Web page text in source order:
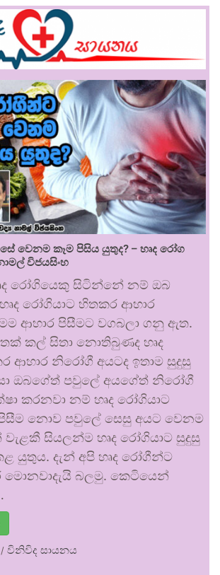
වෙනම කෑම පිසිය යුතුද? – හෘද රෝග
විජයසිංහ
රෝගියෙකු සිටින්නේ නම් ඔබ
රෝගියාට හිතකර ආහාර
ආහාර පිසීමට වගබලා ගනු ඇත.
කල් සිතා නොතිබුණද හෘද
ආහාර නිරෝගී අයටද ඉතාම සුදුසු
ඔබගේත් පවුලේ අයගේත් නිරෝගී
කරනවා නම් හෘද රෝගියාට
නොව පවුලේ සෙසු අයට වෙනම
සියලන්ම හෘද රෝගියාට සුදුසු
යුතුය. දැන් අපි හෘද රෝගීන්ට
මොනවාදැයි බලමු. කෙටියෙන්
/ විනිවිද සායනය